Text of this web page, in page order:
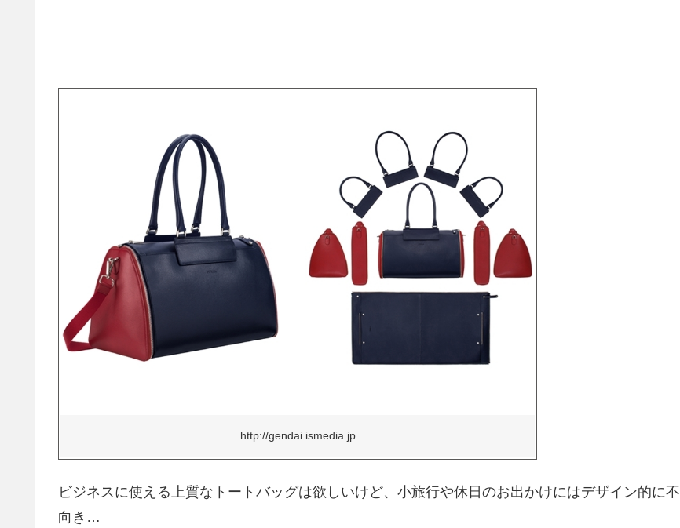
http://gendai.ismedia.jp
ビジネスに使える上質なトートバッグは欲しいけど、小旅行や休日のお出かけにはデザイン的に不
向き…